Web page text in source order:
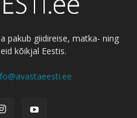
pakub giidireise, matka- ning
kõikjal Eestis.